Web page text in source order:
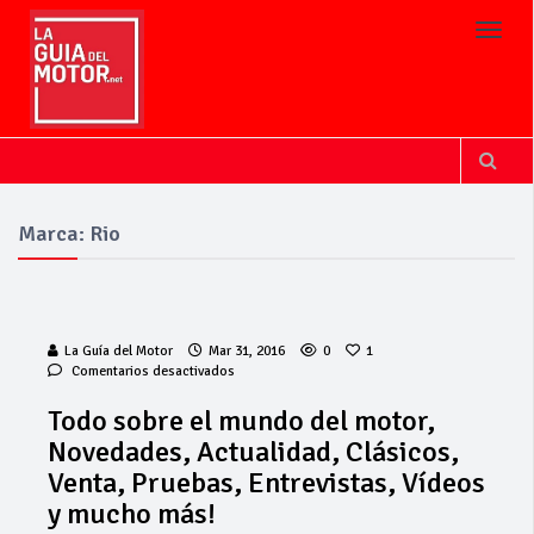
Marca: Rio
La Guía del Motor Mar 31, 2016 0
1
Comentarios desactivados
el
mundo
del
motor,
Todo sobre el mundo del motor,
Novedades, Actualidad, Clásicos,
Venta, Pruebas, Entrevistas, Vídeos
y mucho más!